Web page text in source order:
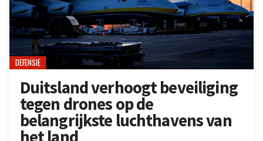
DEFENSIE
Duitsland verhoogt beveiliging
tegen drones op de
belangrijkste luchthavens van